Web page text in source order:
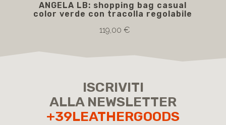
ANGELA LB: shopping bag casual
color verde con tracolla regolabile
119,00 €
ISCRIVITI
ALLA NEWSLETTER
+39LEATHERGOODS